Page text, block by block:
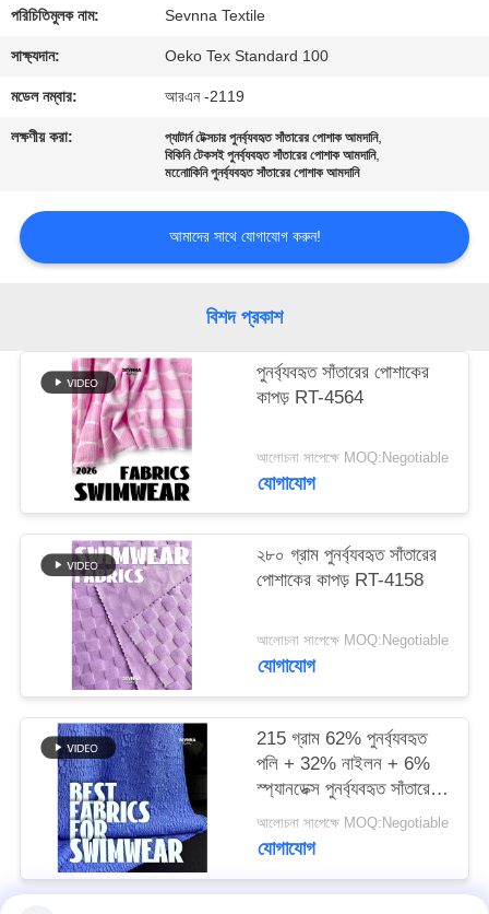
মান
নিয়ন্ত্রণ
যোগাযোগ
খবর
সাইট
PRIVACY
POLICY
পরিচিতিমুলক নাম: Sevnna Textile
সাক্ষ্যদান: Oeko Tex Standard 100
মডেল নম্বার: আরএন -2119
লক্ষণীয় করা: প্যাটার্ন টেক্সচার পুনর্ব্যবহৃত সাঁতারের পোশাক আমদানি,
বিকিনি টেকসই পুনর্ব্যবহৃত সাঁতারের পোশাক আমদানি,
মনোোকিনি পুনর্ব্যবহৃত সাঁতারের পোশাক আমদানি
আমাদের সাথে যোগাযোগ করুন!
বিশদ প্রকাশ
পুনর্ব্যবহৃত সাঁতারের পোশাকের
কাপড় RT-4564
আলোচনা সাপেক্ষে MOQ:Negotiable
যোগাযোগ
২৮০ গ্রাম পুনর্ব্যবহৃত সাঁতারের
পোশাকের কাপড় RT-4158
আলোচনা সাপেক্ষে MOQ:Negotiable
যোগাযোগ
215 গ্রাম 62% পুনর্ব্যবহৃত
পলি + 32% নাইলন + 6%
স্প্যানডেক্স পুনর্ব্যবহৃত সাঁতারের
পোশাক কাপড় RT-4646
আলোচনা সাপেক্ষে MOQ:Negotiable
যোগাযোগ